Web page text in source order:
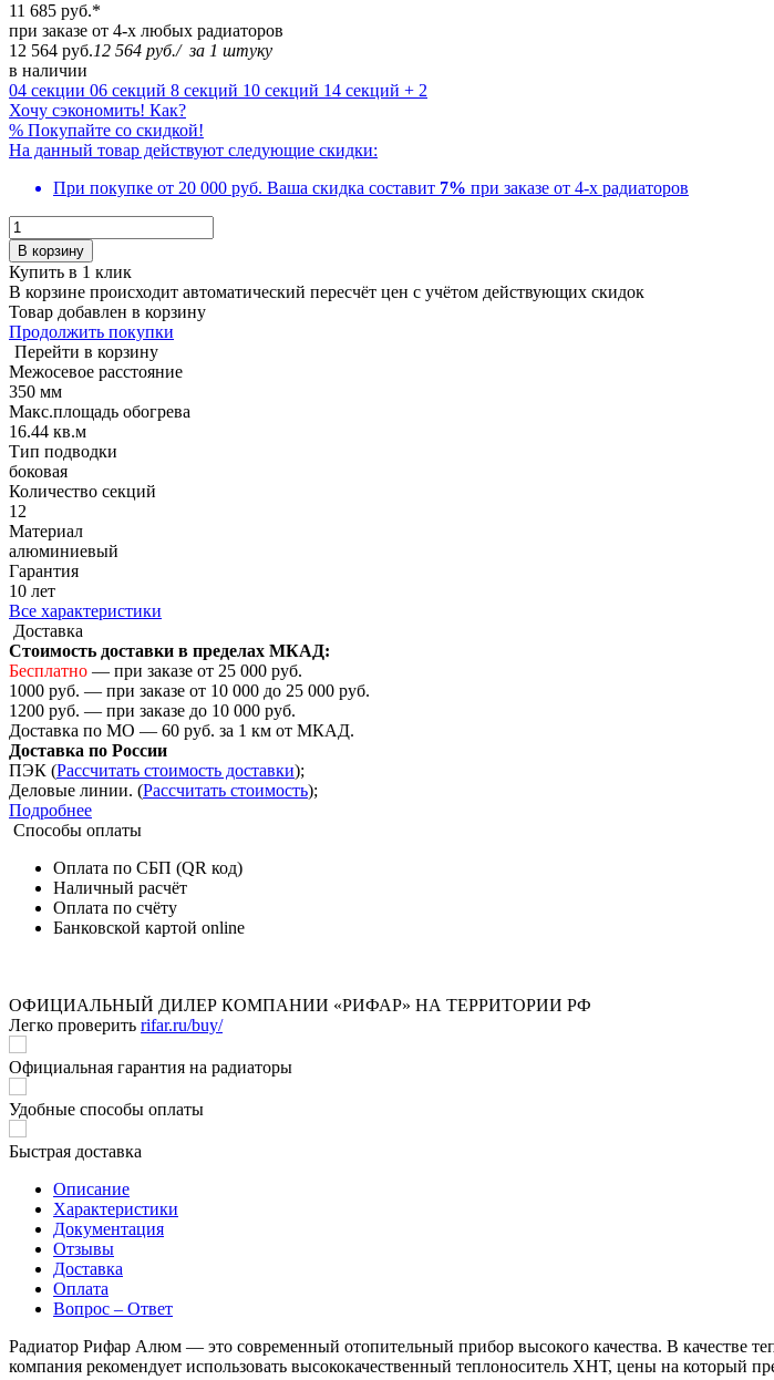
11 685 руб.*
при заказе от 4-х любых радиаторов
12 564 руб.12 564 руб./за 1 штуку
в наличии
04 секции 06 секций 8 секций 10 секций 14 секций + 2
Хочу сэкономить! Как?
% Покупайте со скидкой!
На данный товар действуют следующие скидки:
При покупке от 20 000 руб. Ваша скидка составит 7% при заказе от 4-х радиаторов
В корзину
Купить в 1 клик
В корзине происходит автоматический пересчёт цен с учётом действующих скидок
Товар добавлен в корзину
Продолжить покупки
Перейти в корзину
Межосевое расстояние
350 мм
Макс.площадь обогрева
16.44 кв.м
Тип подводки
боковая
Количество cекций
12
Материал
алюминиевый
Гарантия
10 лет
Все характеристики
Доставка
Стоимость доставки в пределах МКАД:
Бесплатно — при заказе от 25 000 руб.
1000 руб. — при заказе от 10 000 до 25 000 руб.
1200 руб. — при заказе до 10 000 руб.
Доставка по МО — 60 руб. за 1 км от МКАД.
Доставка по России
ПЭК (Рассчитать стоимость доставки);
Деловые линии. (Рассчитать стоимость);
Подробнее
Способы оплаты
Оплата по СБП (QR код)
Наличный расчёт
Оплата по счёту
Банковской картой online
ОФИЦИАЛЬНЫЙ ДИЛЕР КОМПАНИИ «РИФАР» НА ТЕРРИТОРИИ РФ
Легко проверить rifar.ru/buy/
Официальная гарантия на радиаторы
Удобные способы оплаты
Быстрая доставка
Описание
Характеристики
Документация
Отзывы
Доставка
Оплата
Вопрос – Ответ
Радиатор Рифар Алюм — это современный отопительный прибор высокого качества. В качестве
компания рекомендует использовать высококачественный теплоноситель ХНТ, цены на который